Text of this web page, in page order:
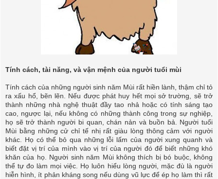
Tính cách, tài năng, và vận mệnh của người tuổi mùi
Tính cách của những người sinh năm Mùi rất hiền lành, thậm chỉ tỏ
ra xấu hổ, bẽn lẽn. Nếu được phát huy hết mọi sở trường, sẽ trở
thành những nhà nghệ thuật đầy tao nhả hoặc có tính sáng tạo
cao, ngược lại, nếu không có những thành công trong sự nghiệp,
họ sẽ trở thành người bi quan, chán nản và buồn bả. Người tuổi
Mùi bằng những cử chỉ tế nhị rất giàu lòng thông cảm với người
khác. Họ có thể bỏ qua những lỗi lấm của người xung quanh và
biết đặt vị trí của mình vào vị trí của người đó để biết những khó
khăn của họ. Người sinh năm Mùi không thích bị bó buộc, không
thể tự đo làm mọi việc. Họ luôn hiểu lòng người, mặc đù là người
hiễn hình, ít phản kháng song nếu dùng vũ lực để ép họ làm thì rất